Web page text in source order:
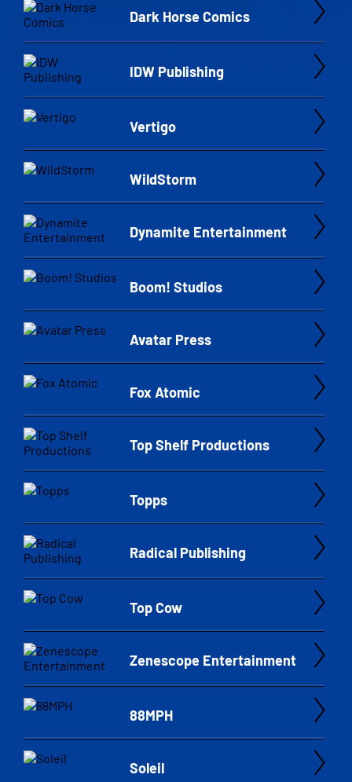
Dark Horse Comics
IDW Publishing
Vertigo
WildStorm
Dynamite Entertainment
Boom! Studios
Avatar Press
Fox Atomic
Top Shelf Productions
Topps
Radical Publishing
Top Cow
Zenescope Entertainment
88MPH
Soleil